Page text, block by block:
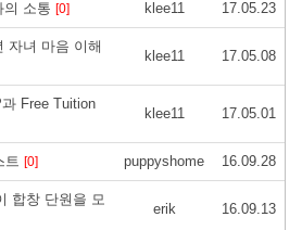
의 소통 [0] klee11 17.05.23
자녀 마음 이해
klee11 17.05.08
Free Tuition
klee11 17.05.01
트 [0] puppyshome 16.09.28
합창 단원을 모
erik 16.09.13